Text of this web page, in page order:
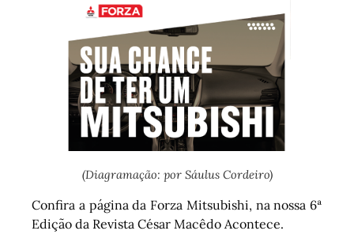
(Diagramação: por Sáulus Cordeiro)
Confira a página da Forza Mitsubishi, na nossa 6ª
Edição da Revista César Macêdo Acontece.